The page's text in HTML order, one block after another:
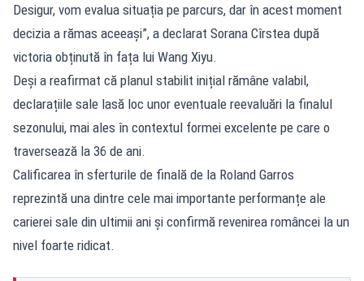
Desigur, vom evalua situația pe parcurs, dar în acest moment
decizia a rămas aceeași”, a declarat Sorana Cîrstea după
victoria obținută în fața lui Wang Xiyu.
Deși a reafirmat că planul stabilit inițial rămâne valabil,
declarațiile sale lasă loc unor eventuale reevaluări la finalul
sezonului, mai ales în contextul formei excelente pe care o
traversează la 36 de ani.
Calificarea în sferturile de finală de la Roland Garros
reprezintă una dintre cele mai importante performanțe ale
carierei sale din ultimii ani și confirmă revenirea româncei la un
nivel foarte ridicat.